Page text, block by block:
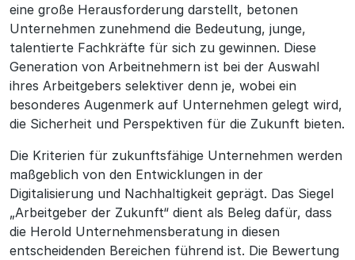
eine große Herausforderung darstellt, betonen
Unternehmen zunehmend die Bedeutung, junge,
talentierte Fachkräfte für sich zu gewinnen. Diese
Generation von Arbeitnehmern ist bei der Auswahl
ihres Arbeitgebers selektiver denn je, wobei ein
besonderes Augenmerk auf Unternehmen gelegt wird,
die Sicherheit und Perspektiven für die Zukunft bieten.
Die Kriterien für zukunftsfähige Unternehmen werden
maßgeblich von den Entwicklungen in der
Digitalisierung und Nachhaltigkeit geprägt. Das Siegel
„Arbeitgeber der Zukunft“ dient als Beleg dafür, dass
die Herold Unternehmensberatung in diesen
entscheidenden Bereichen führend ist. Die Bewertung